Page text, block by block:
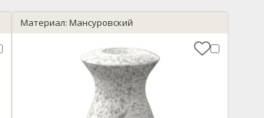
Материал: Мансуровский